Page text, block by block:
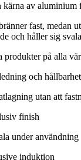
av
fast, medan
och håller sig
produkter på alla
och hållbarhet
utan att
finish
under användning
induktion